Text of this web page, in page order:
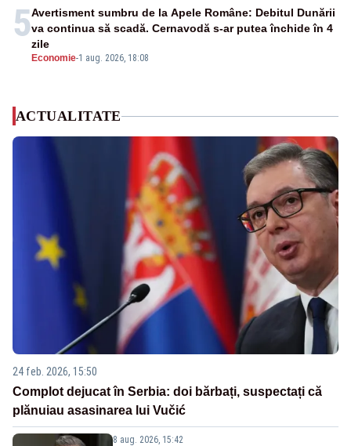
5
Economie-1 aug. 2026, 18:08
Avertisment sumbru de la Apele Române: Debitul Dunării
va continua să scadă. Cernavodă s-ar putea închide în 4
zile
ACTUALITATE
24 feb. 2026, 15:50
Complot dejucat în Serbia: doi bărbați, suspectați că
plănuiau asasinarea lui Vučić
8 aug. 2026, 15:42